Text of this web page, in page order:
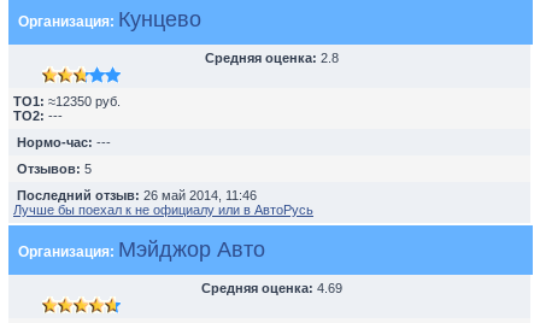
Организация: Кунцево
Средняя оценка: 2.8
TO1: ≈12350 руб.
TO2: ---
Нормо-час: ---
Отзывов: 5
Последний отзыв: 26 май 2014, 11:46
Лучше бы поехал к не официалу или в АвтоРусь
Организация: Мэйджор Авто
Средняя оценка: 4.69